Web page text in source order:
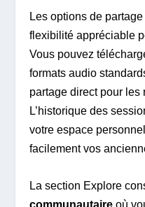
Les options de
flexibilité appréciable
Vous pouvez
formats audio
partage direct pour les
L’historique des
votre espace
facilement vos
La section Explore
communautaire où